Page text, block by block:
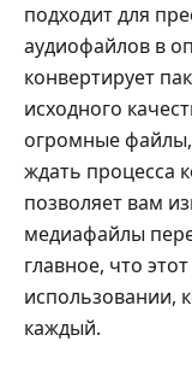
подходит для
аудиофайлов в
конвертирует
исходного
огромные
ждать процесса
позволяет вам
медиафайлы
главное, что
использовании,
каждый.